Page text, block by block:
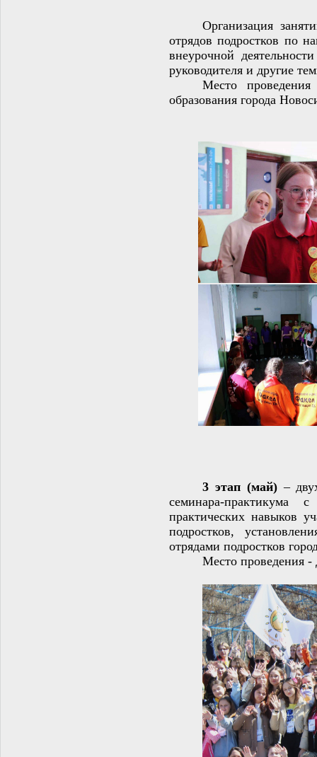
Организация
отрядов подростков по
внеурочной
руководителя и другие
Место проведения
образования города
3 этап (май)–
семинара-практикума
с
практических навыков
подростков,
отрядами подростков
Место проведения